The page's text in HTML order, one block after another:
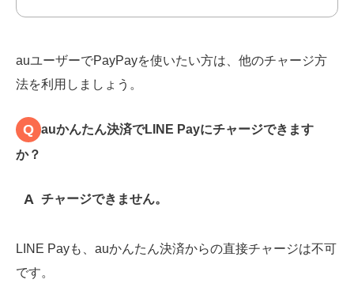
auユーザーでPayPayを使いたい方は、他のチャージ方
法を利用しましょう。
Q auかんたん決済でLINE Payにチャージできます
か？
A チャージできません。
LINE Payも、auかんたん決済からの直接チャージは不可
です。